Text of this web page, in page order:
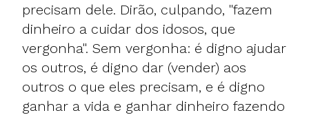
precisam dele. Dirão, culpando, "fazem
dinheiro a cuidar dos idosos, que
vergonha". Sem vergonha: é digno ajudar
os outros, é digno dar (vender) aos
outros o que eles precisam, e é digno
ganhar a vida e ganhar dinheiro fazendo